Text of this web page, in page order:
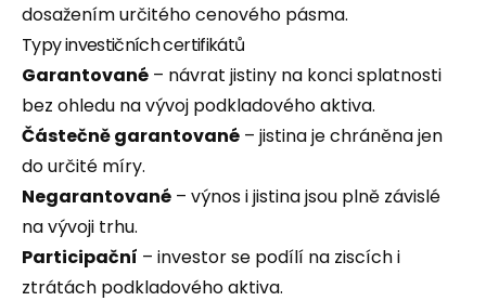
dosažením určitého cenového pásma.
Typy investičních certifikátů
Garantované – návrat jistiny na konci splatnosti
bez ohledu na vývoj podkladového aktiva.
Částečně garantované – jistina je chráněna jen
do určité míry.
Negarantované – výnos i jistina jsou plně závislé
na vývoji trhu.
Participační – investor se podílí na ziscích i
ztrátách podkladového aktiva.